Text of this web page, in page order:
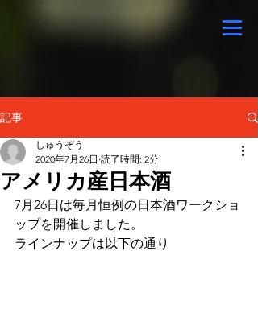
記事
アメリカ産日本酒
しゅうぞう
2020年7月26日 読了時間: 2分
7月26日は毎月恒例の日本酒ワークショ
ップを開催しました。
ラインナップは以下の通り